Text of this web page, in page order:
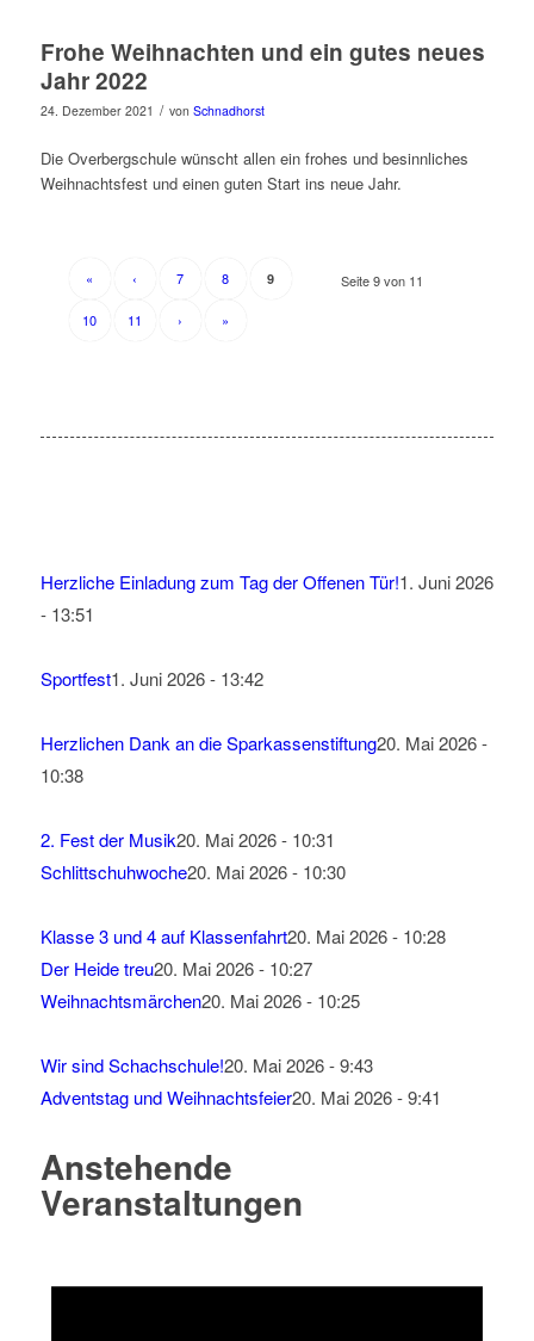
Frohe Weihnachten und ein gutes neues
Jahr 2022
24. Dezember 2021 / von Schnadhorst
Die Overbergschule wünscht allen ein frohes und besinnliches
Weihnachtsfest und einen guten Start ins neue Jahr.
Seite 9 von 11
« ‹ 7 8 9
10 11 › »
Herzliche Einladung zum Tag der Offenen Tür!1. Juni 2026
- 13:51
Sportfest1. Juni 2026 - 13:42
Herzlichen Dank an die Sparkassenstiftung20. Mai 2026 -
10:38
2. Fest der Musik20. Mai 2026 - 10:31
Schlittschuhwoche20. Mai 2026 - 10:30
Klasse 3 und 4 auf Klassenfahrt20. Mai 2026 - 10:28
Der Heide treu20. Mai 2026 - 10:27
Weihnachtsmärchen20. Mai 2026 - 10:25
Wir sind Schachschule!20. Mai 2026 - 9:43
Adventstag und Weihnachtsfeier20. Mai 2026 - 9:41
Anstehende
Veranstaltungen